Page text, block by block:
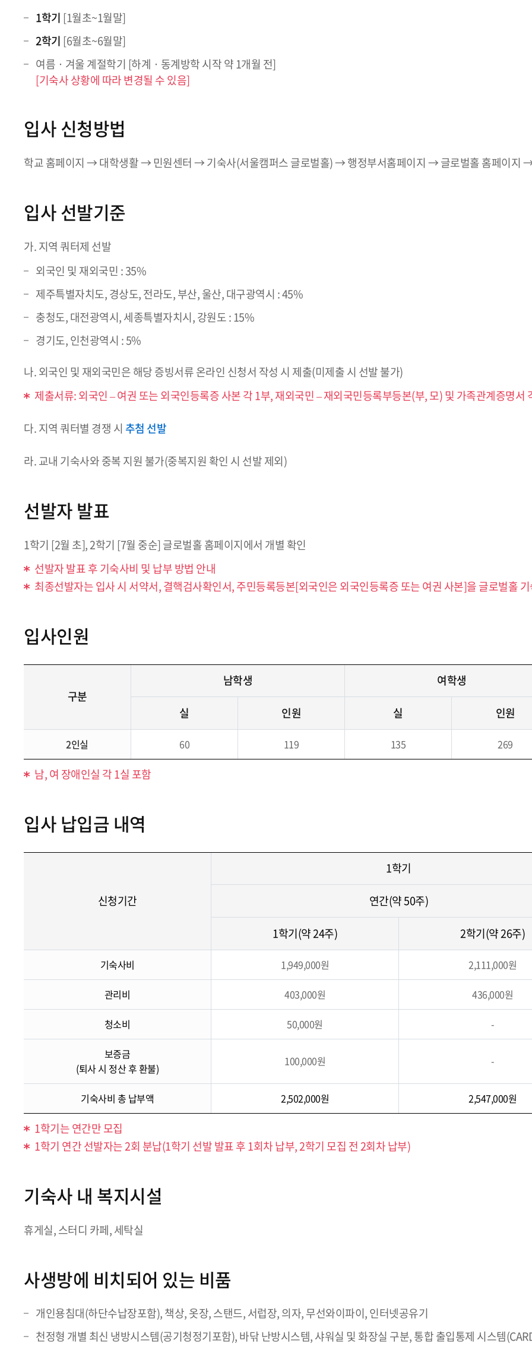
1학기 [1월초~1월말]
2학기 [6월초~6월말]
여름 · 겨울 계절학기 [하계 · 동계방학 시작 약 1개월 전]
[기숙사 상황에 따라 변경될 수 있음]
입사 신청방법
학교 홈페이지 → 대학생활 → 민원센터 → 기숙사(서울캠퍼스 글로벌홀) → 행정부서홈페이지 → 글로벌홀 홈페이지
입사 선발기준
가. 지역 쿼터제 선발
외국인 및 재외국민 : 35%
제주특별자치도, 경상도, 전라도, 부산, 울산, 대구광역시 : 45%
충청도, 대전광역시, 세종특별자치시, 강원도 : 15%
경기도, 인천광역시 : 5%
나. 외국인 및 재외국민은 해당 증빙서류 온라인 신청서 작성 시 제출(미제출 시 선발 불가)
제출서류: 외국인 – 여권 또는 외국인등록증 사본 각 1부, 재외국민 – 재외국민등록부등본(부, 모) 및 가족관계증명서
다. 지역 쿼터별 경쟁 시 추첨 선발
라. 교내 기숙사와 중복 지원 불가(중복지원 확인 시 선발 제외)
선발자 발표
1학기 [2월 초], 2학기 [7월 중순] 글로벌홀 홈페이지에서 개별 확인
선발자 발표 후 기숙사비 및 납부 방법 안내
최종선발자는 입사 시 서약서, 결핵검사확인서, 주민등록등본[외국인은 외국인등록증 또는 여권 사본]을 글로벌홀
입사인원
구분
남학생 여학생
실 인원 실 인원
2인실 60 119 135 269
남, 여 장애인실 각 1실 포함
입사 납입금 내역
신청기간
1학기
연간(약 50주)
1학기(약 24주) 2학기(약 26주)
기숙사비 1,949,000원 2,111,000원
관리비 403,000원 436,000원
청소비 50,000원 -
보증금
(퇴사 시 정산 후 환불)
100,000원 -
기숙사비 총 납부액 2,502,000원 2,547,000원
1학기는 연간만 모집
1학기 연간 선발자는 2회 분납(1학기 선발 발표 후 1회차 납부, 2학기 모집 전 2회차 납부)
기숙사 내 복지시설
휴게실, 스터디 카페, 세탁실
사생방에 비치되어 있는 비품
개인용침대(하단수납장포함), 책상, 옷장, 스탠드, 서럽장, 의자, 무선와이파이, 인터넷공유기
천정형 개별 최신 냉방시스템(공기청정기포함), 바닦 난방시스템, 샤워실 및 화장실 구분, 통합 출입통제 시스템